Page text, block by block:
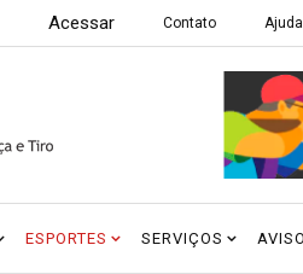
Acessar Contato Ajuda
ESPORTES SERVIÇOS